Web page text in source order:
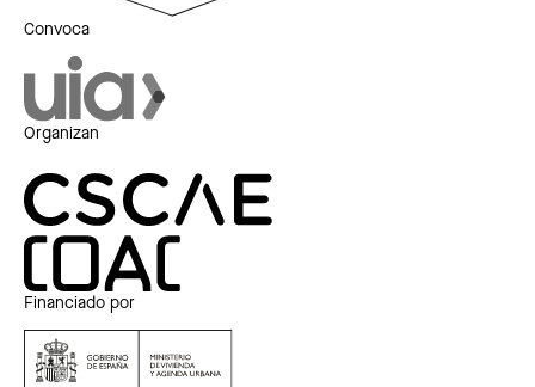
Convoca
Organizan
Financiado por